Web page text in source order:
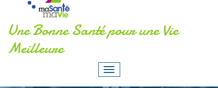
Une Bonne Santé pour une Vie
Meilleure